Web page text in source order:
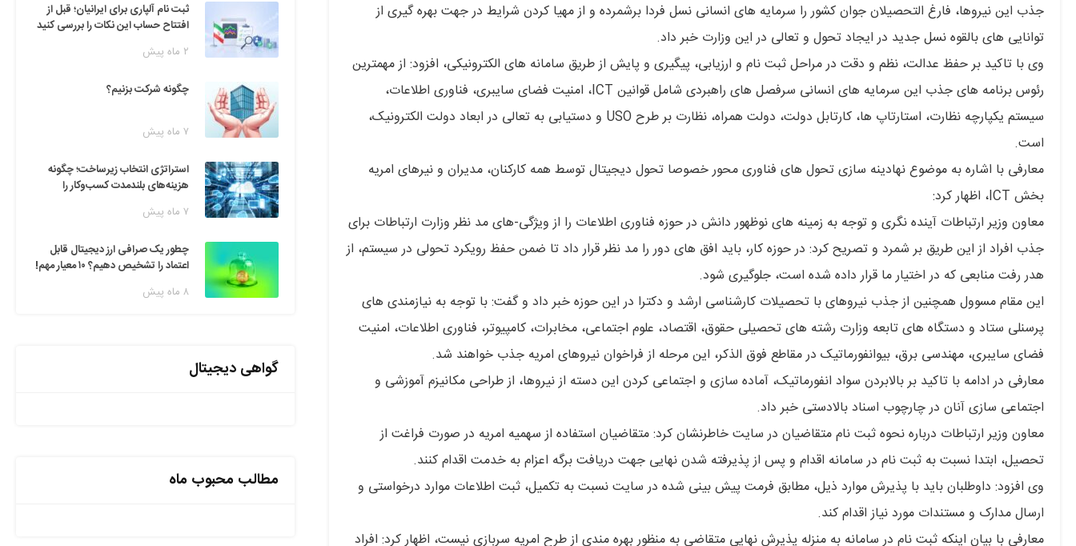
جذب این نیروها، فارغ التحصیلان جوان کشور را سرمایه های انسانی نسل فردا برشمرده و از مهیا کردن شرایط در جهت بهره گیری از
توانایی های بالقوه نسل جدید در ایجاد تحول و تعالی در این وزارت خبر داد.
وی با تاکید بر حفظ عدالت، نظم و دقت در مراحل ثبت نام و ارزیابی، پیگیری و پایش از طریق سامانه های الکترونیکی، افزود: از مهمترین
رئوس برنامه های جذب این سرمایه های انسانی سرفصل های راهبردی شامل قوانین ICT، امنیت فضای سایبری، فناوری اطلاعات،
سیستم یکپارچه نظارت، استارتاپ ها، کارتابل دولت، دولت همراه، نظارت بر طرح USO و دستیابی به تعالی در ابعاد دولت الکترونیک،
است.
معارفی با اشاره به موضوع نهادینه سازی تحول های فناوری محور خصوصا تحول دیجیتال توسط همه کارکنان، مدیران و نیرهای امریه
بخش ICT، اظهار کرد:
معاون وزیر ارتباطات آینده نگری و توجه به زمینه های نوظهور دانش در حوزه فناوری اطلاعات را از ویژگی-های مد نظر وزارت ارتباطات برای
جذب افراد از این طریق بر شمرد و تصریح کرد: در حوزه کار، باید افق های دور را مد نظر قرار داد تا ضمن حفظ رویکرد تحولی در سیستم، از
هدر رفت منابعی که در اختیار ما قرار داده شده است، جلوگیری شود.
این مقام مسوول همچنین از جذب نیروهای با تحصیلات کارشناسی ارشد و دکترا در این حوزه خبر داد و گفت: با توجه به نیازمندی های
پرسنلی ستاد و دستگاه های تابعه وزارت رشته های تحصیلی حقوق، اقتصاد، علوم اجتماعی، مخابرات، کامپیوتر، فناوری اطلاعات، امنیت
فضای سایبری، مهندسی برق، بیوانفورماتیک در مقاطع فوق الذکر، این مرحله از فراخوان نیروهای امریه جذب خواهند شد.
معارفی در ادامه با تاکید بر بالابردن سواد انفورماتیک، آماده سازی و اجتماعی کردن این دسته از نیروها، از طراحی مکانیزم آموزشی و
اجتماعی سازی آنان در چارچوب اسناد بالادستی خبر داد.
معاون وزیر ارتباطات درباره نحوه ثبت نام متقاضیان در سایت خاطرنشان کرد: متقاضیان استفاده از سهمیه امریه در صورت فراغت از
تحصیل، ابتدا نسبت به ثبت نام در سامانه اقدام و پس از پذیرفته شدن نهایی جهت دریافت برگه اعزام به خدمت اقدام کنند.
وی افزود: داوطلبان باید با پذیرش موارد ذیل، مطابق فرمت پیش بینی شده در سایت نسبت به تکمیل، ثبت اطلاعات موارد درخواستی و
ارسال مدارک و مستندات مورد نیاز اقدام کند.
معارفی با بیان اینکه ثبت نام در سامانه به منزله پذیرش نهایی متقاضی به منظور بهره مندی از طرح امریه سربازی نیست، اظهار کرد: افراد
ثبت نام آلپاری برای ایرانیان؛ قبل از
افتتاح حساب این نکات را بررسی کنید
۲ ماه پیش
چگونه شرکت بزنیم؟
۷ ماه پیش
استراتژی انتخاب زیرساخت؛ چگونه
هزینه‌های بلندمدت کسب‌وکار را
۷ ماه پیش
چطور یک صرافی ارز دیجیتال قابل
اعتماد را تشخیص دهیم؟ ۱۰ معیار مهم!
۸ ماه پیش
گواهی دیجیتال
مطالب محبوب ماه